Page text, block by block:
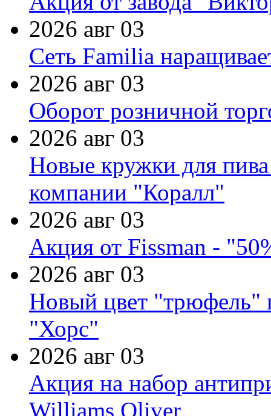
2026 авг 03
Сеть Familia
2026 авг 03
Оборот розничной
2026 авг 03
Новые кружки для
компании "Коралл"
2026 авг 03
Акция от Fissman -
2026 авг 03
Новый цвет "трюфель"
"Хорс"
2026 авг 03
Акция на набор
Williams Oliver